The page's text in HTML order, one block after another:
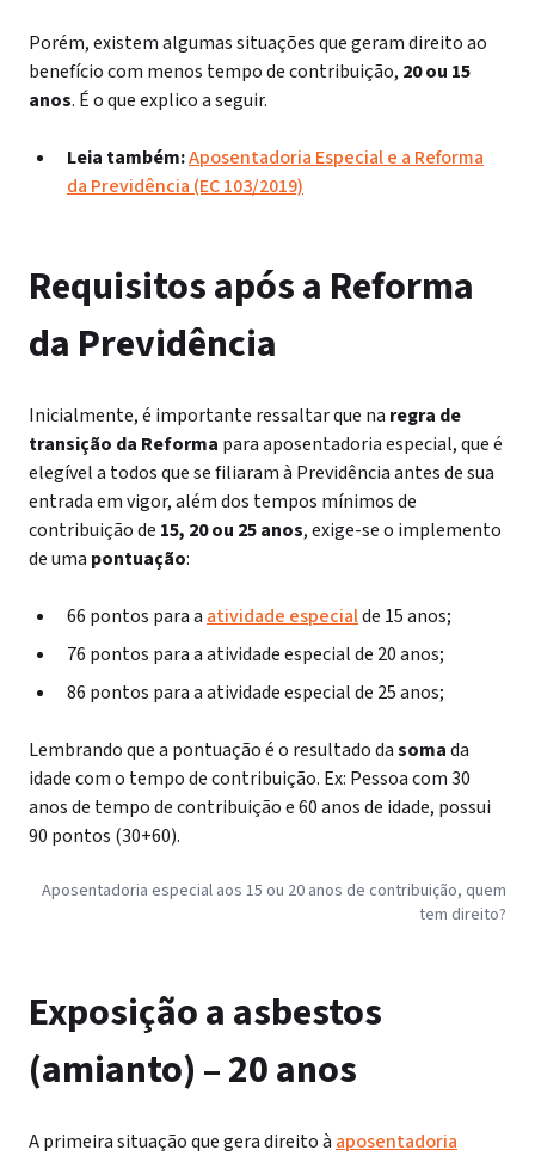
Porém, existem algumas situações que geram direito ao
benefício com menos tempo de contribuição, 20 ou 15
anos. É o que explico a seguir.
Leia também:Aposentadoria Especial e a Reforma
da Previdência (EC 103/2019)
Requisitos após a Reforma
da Previdência
Inicialmente, é importante ressaltar que na regra de
transição da Reforma para aposentadoria especial, que é
elegível a todos que se filiaram à Previdência antes de sua
entrada em vigor, além dos tempos mínimos de
contribuição de 15, 20 ou 25 anos, exige-se o implemento
de uma pontuação:
66 pontos para a atividade especialde 15 anos;
76 pontos para a atividade especial de 20 anos;
86 pontos para a atividade especial de 25 anos;
Lembrando que a pontuação é o resultado dasomada
idade com o tempo de contribuição. Ex: Pessoa com 30
anos de tempo de contribuição e 60 anos de idade, possui
90 pontos (30+60).
Aposentadoria especial aos 15 ou 20 anos de contribuição, quem
tem direito?
Exposição a asbestos
(amianto) – 20 anos
A primeira situação que gera direito à aposentadoria